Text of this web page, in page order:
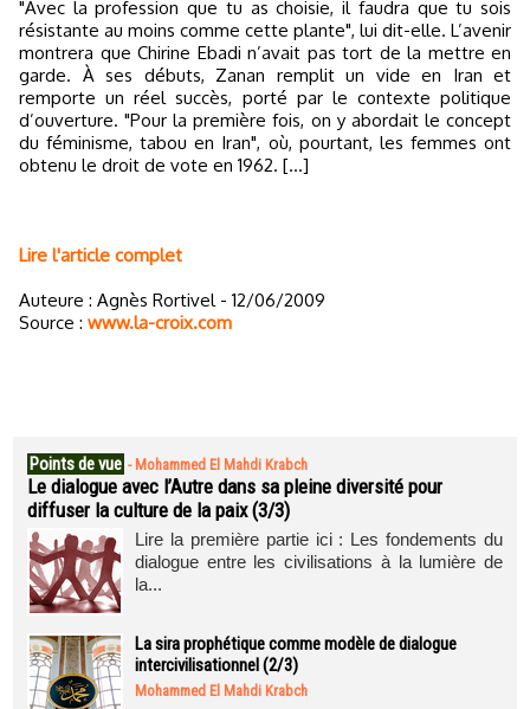
"Avec la profession que tu as choisie, il faudra que tu sois
résistante au moins comme cette plante", lui dit-elle. L’avenir
montrera que Chirine Ebadi n’avait pas tort de la mettre en
garde. À ses débuts, Zanan remplit un vide en Iran et
remporte un réel succès, porté par le contexte politique
d’ouverture. "Pour la première fois, on y abordait le concept
du féminisme, tabou en Iran", où, pourtant, les femmes ont
obtenu le droit de vote en 1962. [...]
Lire l'article complet
Auteure : Agnès Rortivel - 12/06/2009
Source : www.la-croix.com
Points de vue - Mohammed El Mahdi Krabch
Le dialogue avec l’Autre dans sa pleine diversité pour
diffuser la culture de la paix (3/3)
Lire la première partie ici : Les fondements du
dialogue entre les civilisations à la lumière de
la...
La sira prophétique comme modèle de dialogue
intercivilisationnel (2/3)
Mohammed El Mahdi Krabch